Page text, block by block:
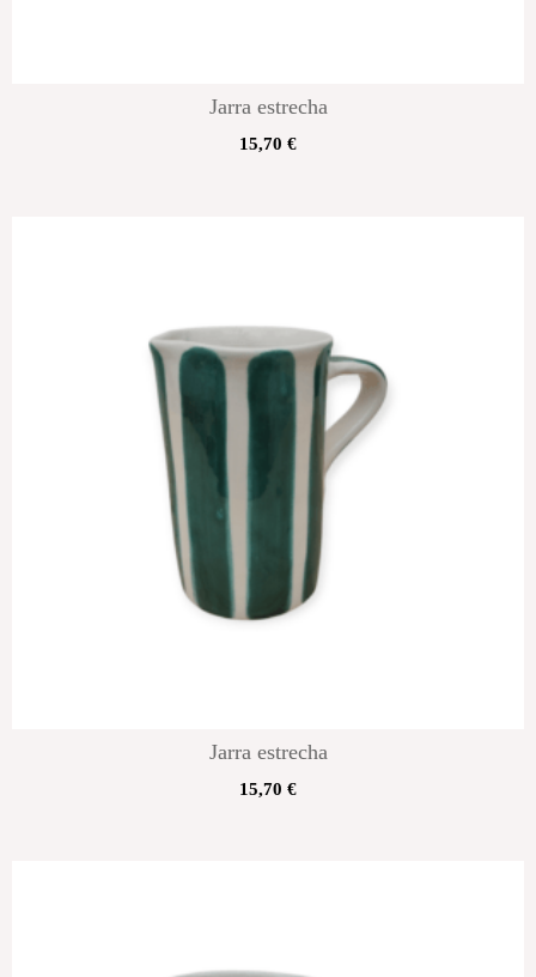
Jarra estrecha
15,70 €
Jarra estrecha
15,70 €